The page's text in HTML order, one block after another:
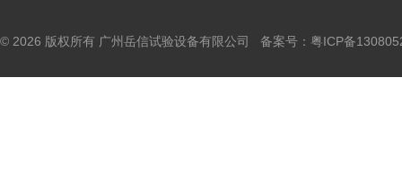
© 2026 版权所有 广州岳信试验设备有限公司 备案号： 粤ICP备